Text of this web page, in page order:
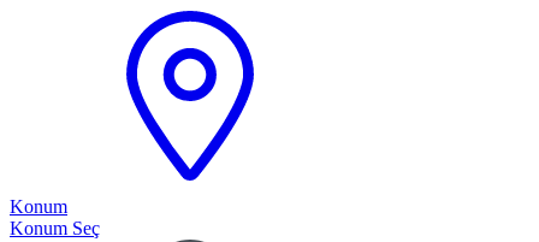
Konum
Konum Seç